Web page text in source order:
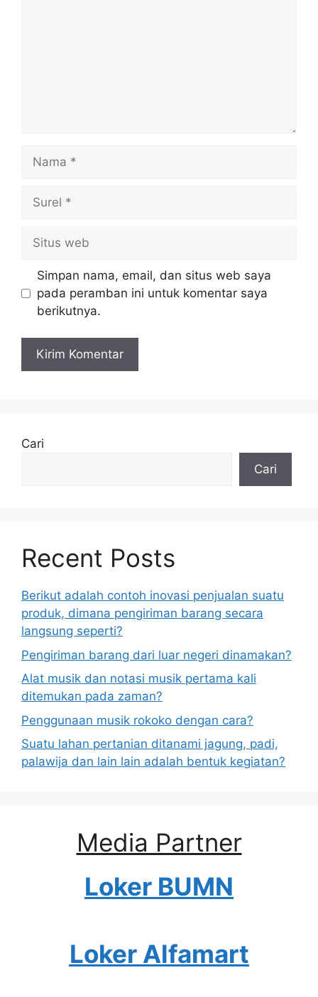
web
Simpan nama, email, dan situs web saya
pada peramban ini untuk komentar saya
berikutnya.
Cari
Cari
Recent Posts
Berikut adalah contoh inovasi penjualan suatu
produk, dimana pengiriman barang secara
langsung seperti?
Pengiriman barang dari luar negeri dinamakan?
Alat musik dan notasi musik pertama kali
ditemukan pada zaman?
Penggunaan musik rokoko dengan cara?
Suatu lahan pertanian ditanami jagung, padi,
palawija dan lain lain adalah bentuk kegiatan?
Media Partner
Loker BUMN
Loker Alfamart